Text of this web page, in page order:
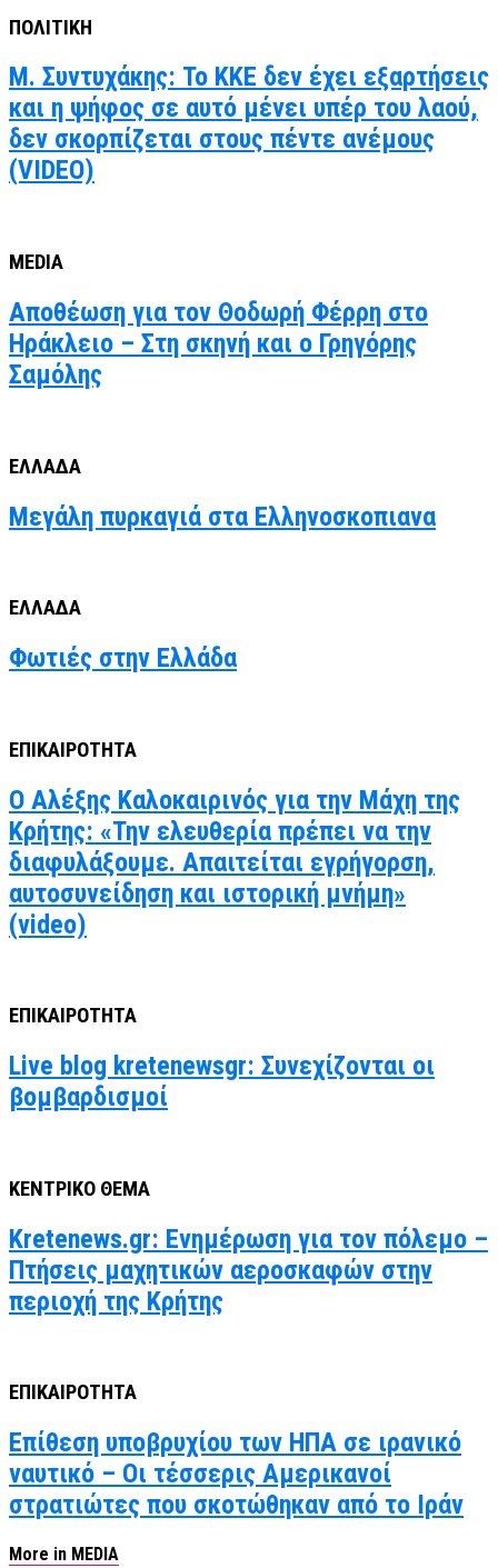
ΠΟΛΙΤΙΚΗ
Μ. Συντυχάκης: Το ΚΚΕ δεν έχει εξαρτήσεις
και η ψήφος σε αυτό μένει υπέρ του λαού,
δεν σκορπίζεται στους πέντε ανέμους
(VIDEO)
MEDIA
Αποθέωση για τον Θοδωρή Φέρρη στο
Ηράκλειο – Στη σκηνή και ο Γρηγόρης
Σαμόλης
ΕΛΛΑΔΑ
Μεγάλη πυρκαγιά στα Ελληνοσκοπιανα
ΕΛΛΑΔΑ
Φωτιές στην Ελλάδα
ΕΠΙΚΑΙΡΟΤΗΤΑ
Ο Αλέξης Καλοκαιρινός για την Μάχη της
Κρήτης: «Την ελευθερία πρέπει να την
διαφυλάξουμε. Απαιτείται εγρήγορση,
αυτοσυνείδηση και ιστορική μνήμη»
(video)
ΕΠΙΚΑΙΡΟΤΗΤΑ
Live blog kretenewsgr: Συνεχίζονται οι
βομβαρδισμοί
ΚΕΝΤΡΙΚΟ ΘΕΜΑ
Kretenews.gr: Ενημέρωση για τον πόλεμο –
Πτήσεις μαχητικών αεροσκαφών στην
περιοχή της Κρήτης
ΕΠΙΚΑΙΡΟΤΗΤΑ
Επίθεση υποβρυχίου των ΗΠΑ σε ιρανικό
ναυτικό – Οι τέσσερις Αμερικανοί
στρατιώτες που σκοτώθηκαν από το Ιράν
More in MEDIA